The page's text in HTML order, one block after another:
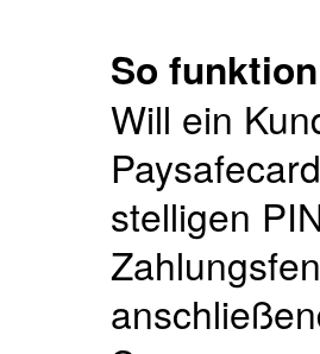
So
Will ein
stelligen